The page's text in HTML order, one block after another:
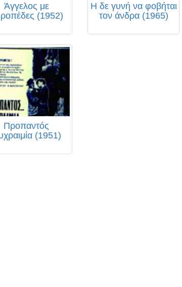
Άγγελος με
(1952)
Η δε γυνή να φοβήται
τον άνδρα (1965)
Προπαντός
(1951)